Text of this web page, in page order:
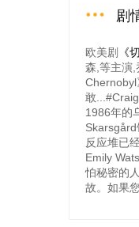
剧
欧美剧 《
森,等主演,
Chernobyl
敢
1986年的
反应堆已
Emily
怕秘密的
故。如果